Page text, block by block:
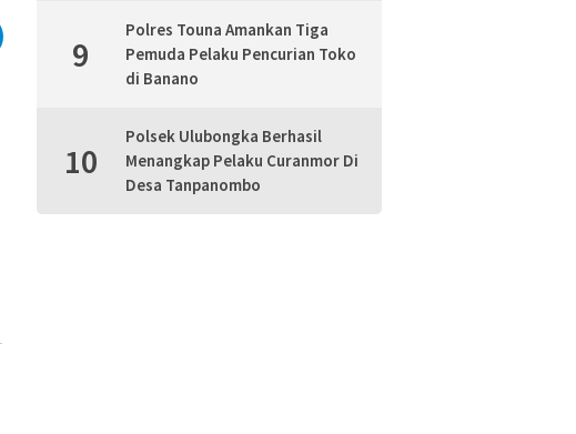
9
Polres Touna Amankan Tiga
Pemuda Pelaku Pencurian Toko
di Banano
10
Polsek Ulubongka Berhasil
Menangkap Pelaku Curanmor Di
Desa Tanpanombo